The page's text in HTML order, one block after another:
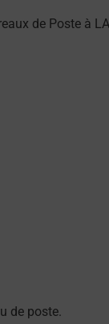
de Poste à
de poste.